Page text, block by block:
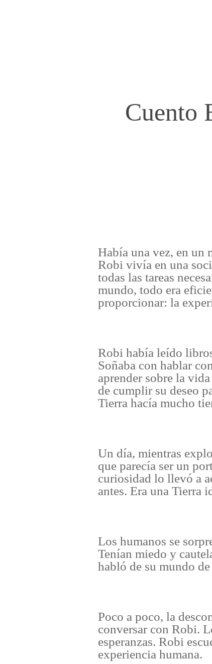
Cuento
Había una vez, en
Robi vivía en una
todas las tareas
mundo, todo era
proporcionar: la
Robi había leído
Soñaba con hablar
aprender sobre la
de cumplir su deseo
Tierra hacía mucho
Un día, mientras
que parecía ser un
curiosidad lo llevó a
antes. Era una Tierra
Los humanos se
Tenían miedo y
habló de su mundo
Poco a poco, la
conversar con Robi.
esperanzas. Robi
experiencia humana.